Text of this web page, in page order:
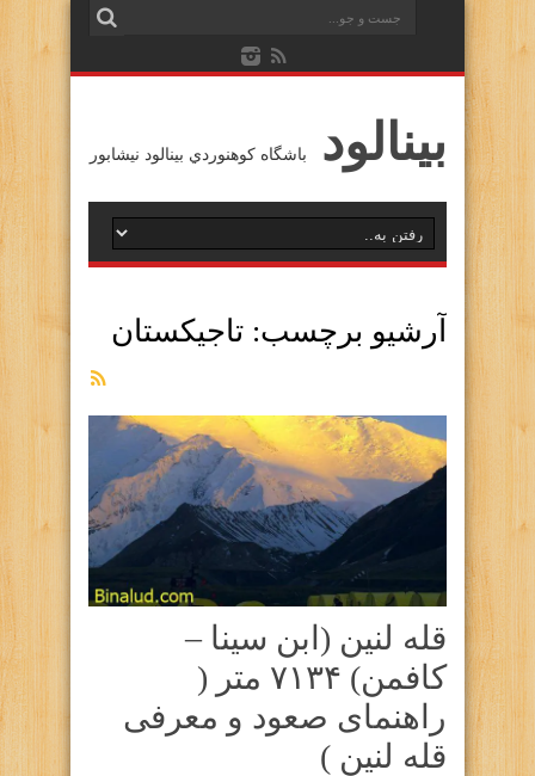
بينالود باشگاه كوهنوردي بينالود نيشابور
آرشیو برچسب: تاجيكستان
قله لنین (ابن سینا –
کافمن) ۷۱۳۴ متر (
راهنمای صعود و معرفی
قله لنین )